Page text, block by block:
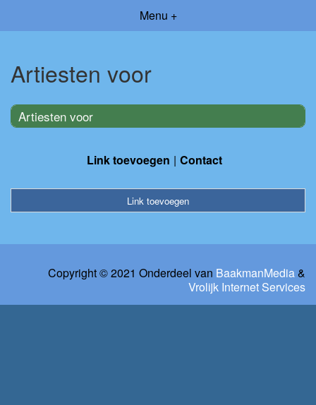
Menu +
Artiesten voor
Artiesten voor
Link toevoegen Contact
Link toevoegen
Copyright © 2021 Onderdeel van BaakmanMedia&
Vrolijk Internet Services